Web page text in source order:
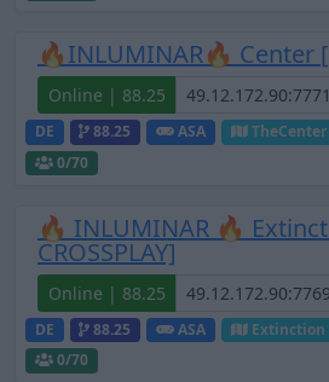
🔥INLUMINAR🔥 Center
Online | 88.25
DE 88.25 ASA TheCenter
0/70
🔥 INLUMINAR 🔥
CROSSPLAY]
Online | 88.25
DE 88.25 ASA Extinction
0/70